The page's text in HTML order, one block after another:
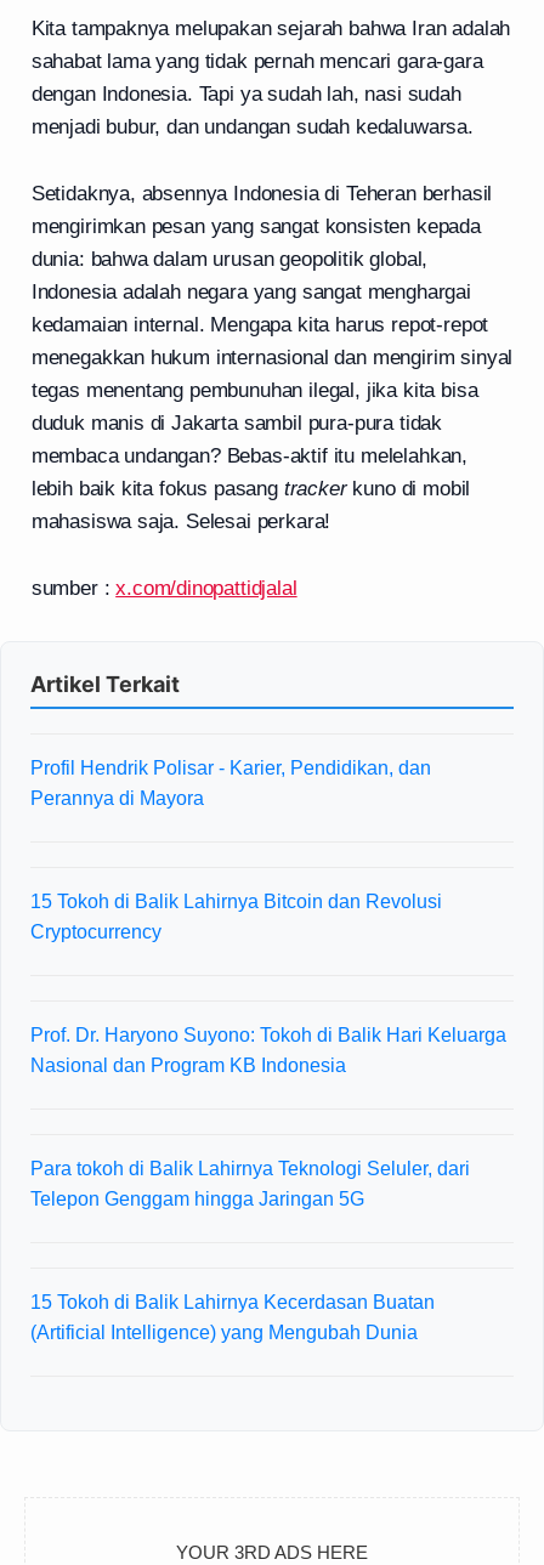
Kita tampaknya melupakan sejarah bahwa Iran adalah
sahabat lama yang tidak pernah mencari gara-gara
dengan Indonesia. Tapi ya sudah lah, nasi sudah
menjadi bubur, dan undangan sudah kedaluwarsa.
Setidaknya, absennya Indonesia di Teheran berhasil
mengirimkan pesan yang sangat konsisten kepada
dunia: bahwa dalam urusan geopolitik global,
Indonesia adalah negara yang sangat menghargai
kedamaian internal. Mengapa kita harus repot-repot
menegakkan hukum internasional dan mengirim sinyal
tegas menentang pembunuhan ilegal, jika kita bisa
duduk manis di Jakarta sambil pura-pura tidak
membaca undangan? Bebas-aktif itu melelahkan,
lebih baik kita fokus pasang trackerkuno di mobil
mahasiswa saja. Selesai perkara!
sumber :x.com/dinopattidjalal
Artikel Terkait
Profil Hendrik Polisar - Karier, Pendidikan, dan
Perannya di Mayora
15 Tokoh di Balik Lahirnya Bitcoin dan Revolusi
Cryptocurrency
Prof. Dr. Haryono Suyono: Tokoh di Balik Hari Keluarga
Nasional dan Program KB Indonesia
Para tokoh di Balik Lahirnya Teknologi Seluler, dari
Telepon Genggam hingga Jaringan 5G
15 Tokoh di Balik Lahirnya Kecerdasan Buatan
(Artificial Intelligence) yang Mengubah Dunia
YOUR 3RD ADS HERE